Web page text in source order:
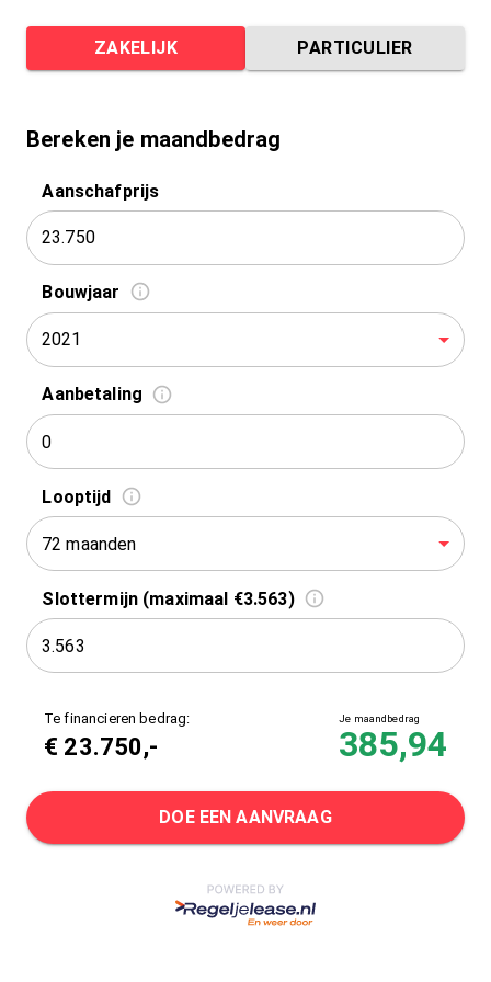
ZAKELIJK PARTICULIER
Bereken je maandbedrag
Aanschafprijs
Bouwjaar
2021
Aanbetaling
Looptijd
72 maanden
Slottermijn (maximaal €3.563)
Te financieren bedrag:
€ 23.750,-
Je maandbedrag
385,94
DOE EEN AANVRAAG